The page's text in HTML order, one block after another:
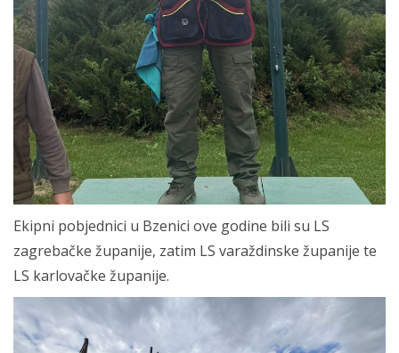
Ekipni pobjednici u Bzenici ove godine bili su LS
zagrebačke županije, zatim LS varaždinske županije te
LS karlovačke županije.